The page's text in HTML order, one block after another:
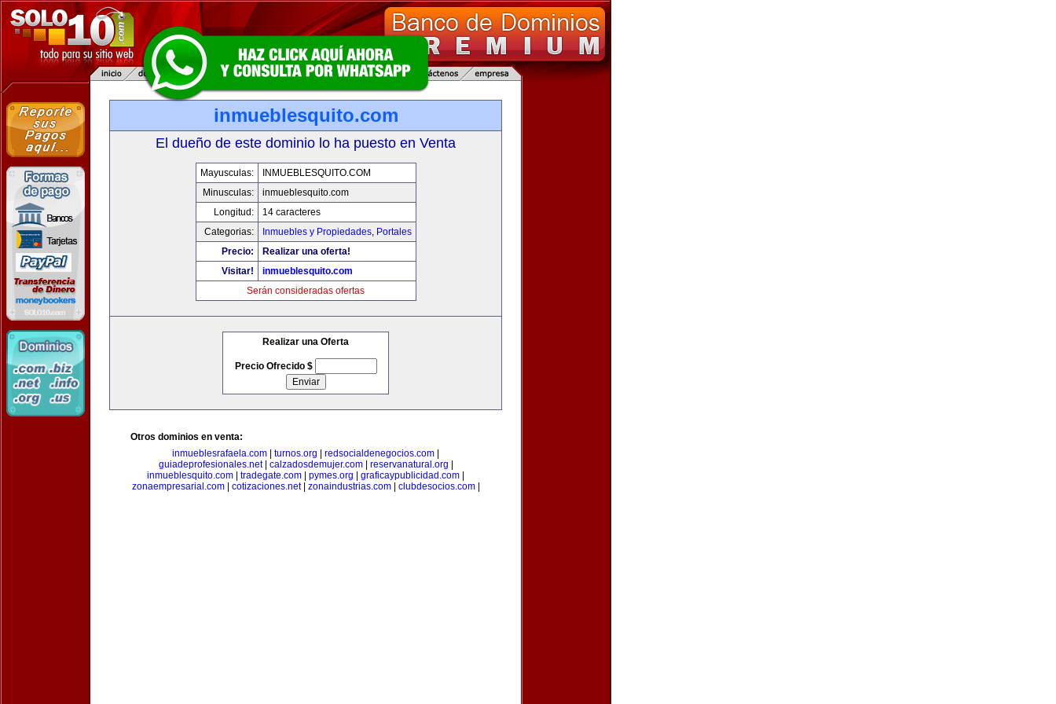
inmueblesquito.com
El dueño de este dominio lo ha puesto en Venta
Mayusculas:
INMUEBLESQUITO.COM
Minusculas:
inmueblesquito.com
Longitud:
14 caracteres
Categorias:
Inmuebles y Propiedades, Portales
Precio:
Realizar una oferta!
Visitar!
inmueblesquito.com
Serán consideradas ofertas
Realizar una Oferta
Precio Ofrecido $
Otros dominios en venta:
inmueblesrafaela.com
turnos.org redsocialdenegocios.com
guiadeprofesionales.net| calzadosdemujer.com| reservanatural.org
inmueblesquito.com
tradegate.com pymes.org graficaypublicidad.com
zonaempresarial.com| cotizaciones.net| zonaindustrias.com| clubdesocios.com|